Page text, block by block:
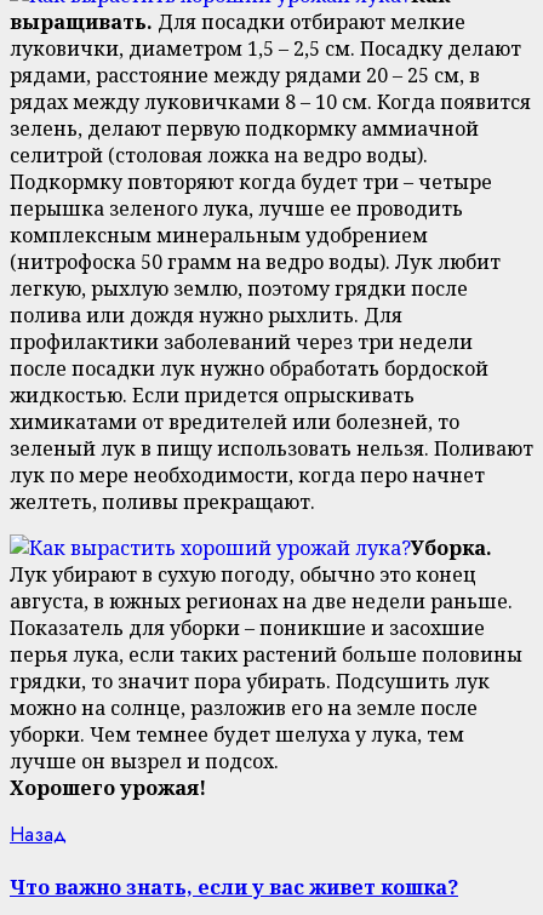
выращивать. Для посадки отбирают мелкие
луковички, диаметром 1,5 – 2,5 см. Посадку делают
рядами, расстояние между рядами 20 – 25 см, в
рядах между луковичками 8 – 10 см. Когда появится
зелень, делают первую подкормку аммиачной
селитрой (столовая ложка на ведро воды).
Подкормку повторяют когда будет три – четыре
перышка зеленого лука, лучше ее проводить
комплексным минеральным удобрением
(нитрофоска 50 грамм на ведро воды). Лук любит
легкую, рыхлую землю, поэтому грядки после
полива или дождя нужно рыхлить. Для
профилактики заболеваний через три недели
после посадки лук нужно обработать бордоской
жидкостью. Если придется опрыскивать
химикатами от вредителей или болезней, то
зеленый лук в пищу использовать нельзя. Поливают
лук по мере необходимости, когда перо начнет
желтеть, поливы прекращают.
Уборка.
Лук убирают в сухую погоду, обычно это конец
августа, в южных регионах на две недели раньше.
Показатель для уборки – поникшие и засохшие
перья лука, если таких растений больше половины
грядки, то значит пора убирать. Подсушить лук
можно на солнце, разложив его на земле после
уборки. Чем темнее будет шелуха у лука, тем
лучше он вызрел и подсох.
Хорошего урожая!
Continue
Reading
Назад
Что важно знать, если у вас живет кошка?